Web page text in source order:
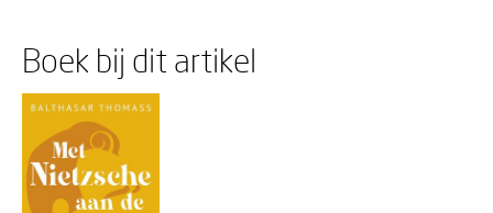
Boek bij dit artikel